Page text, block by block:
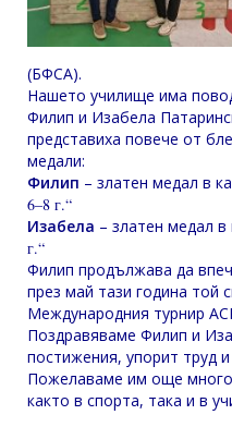
(БФСА).
Нашето училище има
Филип и Изабела
представиха повече от
медали:
Филип – златен медал в
6–8 г.“
Изабела – златен медал в
г.“
Филип продължава да
през май тази година той
Международния турнир
Поздравяваме Филип и
постижения, упорит труд
Пожелаваме им още много
както в спорта, така и в